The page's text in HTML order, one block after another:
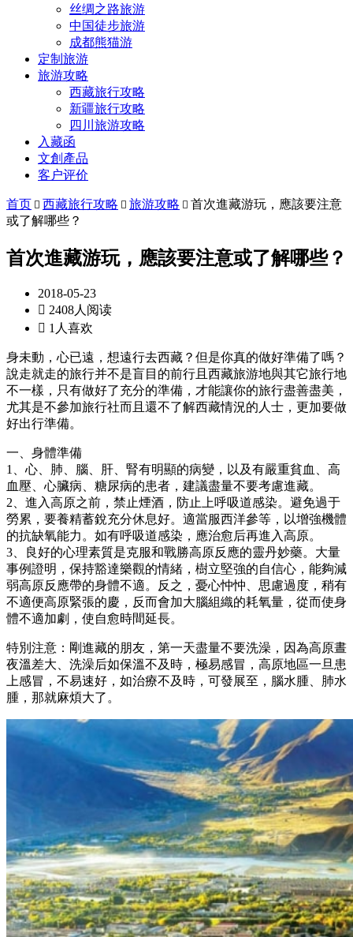
丝绸之路旅游
中国徒步旅游
成都熊猫游
定制旅游
旅游攻略
西藏旅行攻略
新疆旅行攻略
四川旅游攻略
入藏函
文創產品
客户评价
首页  西藏旅行攻略  旅游攻略  首次進藏游玩，應該要注意
或了解哪些？
首次進藏游玩，應該要注意或了解哪些？
2018-05-23
 2408人阅读
 1人喜欢
身未動，心已遠，想遠行去西藏？但是你真的做好準備了嗎？
說走就走的旅行并不是盲目的前行且西藏旅游地與其它旅行地
不一樣，只有做好了充分的準備，才能讓你的旅行盡善盡美，
尤其是不參加旅行社而且還不了解西藏情況的人士，更加要做
好出行準備。
一、身體準備
1、心、肺、腦、肝、腎有明顯的病變，以及有嚴重貧血、高
血壓、心臟病、糖尿病的患者，建議盡量不要考慮進藏。
2、進入高原之前，禁止煙酒，防止上呼吸道感染。避免過于
勞累，要養精蓄銳充分休息好。適當服西洋參等，以增強機體
的抗缺氧能力。如有呼吸道感染，應治愈后再進入高原。
3、良好的心理素質是克服和戰勝高原反應的靈丹妙藥。大量
事例證明，保持豁達樂觀的情緒，樹立堅強的自信心，能夠減
弱高原反應帶的身體不適。反之，憂心忡忡、思慮過度，稍有
不適便高原緊張的慶，反而會加大腦組織的耗氧量，從而使身
體不適加劇，使自愈時間延長。
特別注意：剛進藏的朋友，第一天盡量不要洗澡，因為高原晝
夜溫差大、洗澡后如保溫不及時，極易感冒，高原地區一旦患
上感冒，不易速好，如治療不及時，可發展至，腦水腫、肺水
腫，那就麻煩大了。